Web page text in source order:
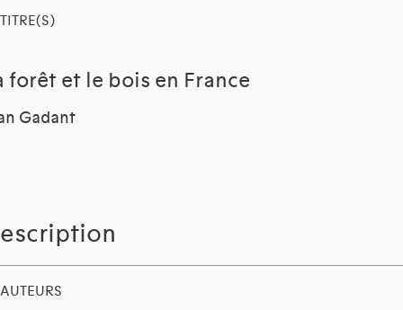
TITRE(S)
forêt et le bois en France
Gadant
AUTEURS